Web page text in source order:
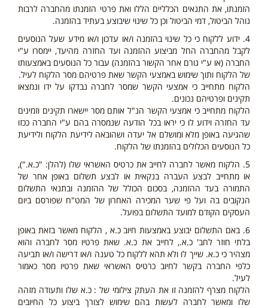
הזמנתו, את התנאים הכלליים הללו ואת פרטי הזמנתו מהחברה לרבות
נוהל הביטול, דמי הביטול וכן כל שינוי שיבוצע בעתיד בהזמנה.
4. ידוע ללקוח כי כל שינוי בהזמנה ו/או עדכון ו/או מידע שעל הנוסעים
לקבל מהחברה החל מביצוע ההזמנה ועד החזרה מהיעד, יימסרו ע"י
החברה (או ע"י גורם אחר הקשור בהזמנה) עבור כל הנוסעים באמצעותו
של הלקוח ותוך שימוש באמצעי הקשר שאת פרטיהם מסר הלקוח לעיל.
הלקוח מתחייב כי אמצעי הקשר שמסר לחברה נבדקו על ידו ונמצאו
תקינים ופרטיהם נכונים.
הלקוח מתחייב כי אמצעי הקשר הנ"ל אותם מסר יישארו תקינים וזמינים
עד החזרה וידוע לו כי יראו בכל הודעה שנמסרה בהם ע"י החברה ככזו
שהגיעה באופן מלא ומושלם אל יעדה ושהובאה לידיעת הלקוח ולידיעת
כל הנוסעים הכלולים בהזמנתו של הלקוח.
5. הלקוח מאשר לחברה לחייב את כרטיס האשראי שלו (להלן: "כ.א."),
או מתחייב לבצע העברה בנקאית או לבצע תשלום באופן אחר של
התמורה בעד ההזמנה, בסכום הכולל של ההזמנה ובתנאי התשלום
הנקובים בה ועל פי שער המכירה האחרון של המט"ח שפורסם ביום
העסקים הקודם למועד התשלום בפועל.
6. באם התשלום יבוצע באמצעות חיוב כ.א , הלקוח מאשר בזאת באופן
בלתי חוזר לחב' כ.א., לחייב את כ.א. שאת פרטיו מסר לחברה והוא
מצהיר כי כ.א. שייך לו ולא תהא ללקוח כל טענה ו/או דרישה ו/או תביעה
כלפי החברה בקשר לחיוב כרטיס האשראי שאת פרטיו מסר כאמור
לעיל.
הלקוח מצרף להזמנה זו את העתק צילומי של : כ.א שלו ותעודה מזהה
שלו ומאשר לחברה לעשות בהם שימוש לצורך ביצוע כל החיובים